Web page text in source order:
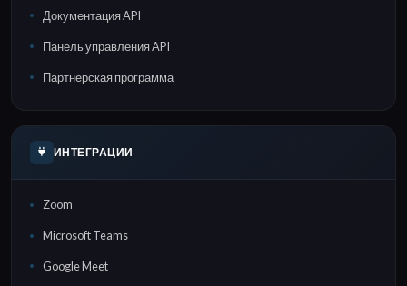
Документация API
Панель управления API
Партнерская программа
ИНТЕГРАЦИИ
Zoom
Microsoft Teams
Google Meet